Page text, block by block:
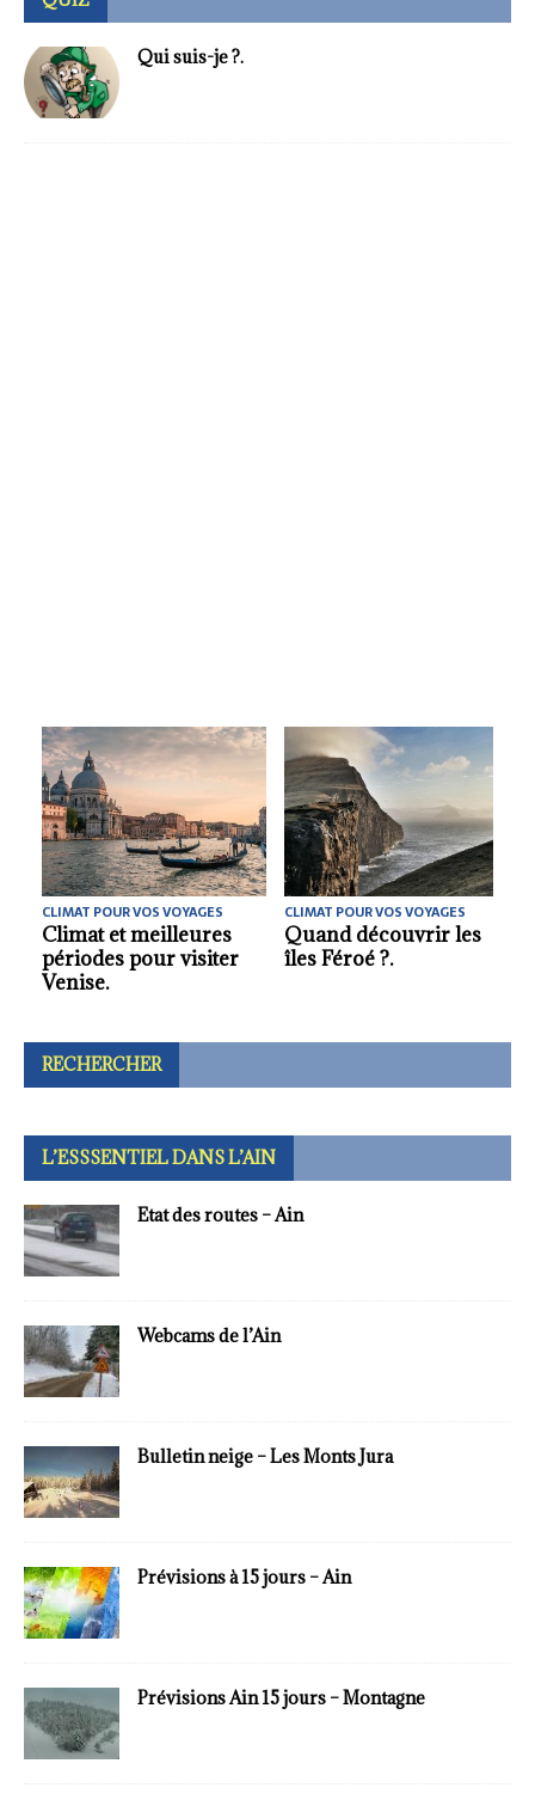
Qui suis-je ?.
CLIMAT POUR VOS VOYAGES
La meilleure période
pour visiter la Serbie.
CLIMAT POUR VOS VOYAGES
Fuir la grisaille de
novembre : ces
RECHERCHER
L’ESSSENTIEL DANS L’AIN
Etat des routes – Ain
Webcams de l’Ain
Bulletin neige – Les Monts Jura
Prévisions à 15 jours – Ain
Prévisions Ain 15 jours – Montagne